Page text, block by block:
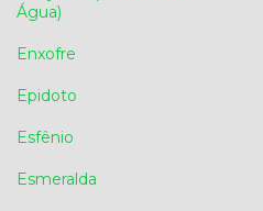
Água)
Enxofre
Epidoto
Esfênio
Esmeralda